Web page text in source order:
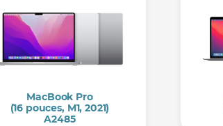
MacBook Pro
(16 pouces, M1, 2021)
A2485